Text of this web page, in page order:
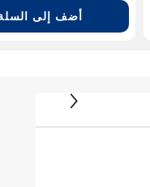
أضف إلى